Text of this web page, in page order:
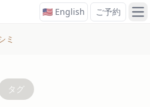
🇺🇸 English ご予約 メ
ミ
タグ